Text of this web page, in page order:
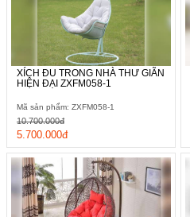
XÍCH ĐU TRONG NHÀ THƯ GIÃN
HIỆN ĐẠI ZXFM058-1
Mã sản phẩm: ZXFM058-1
5.700.000đ
10.700.000đ